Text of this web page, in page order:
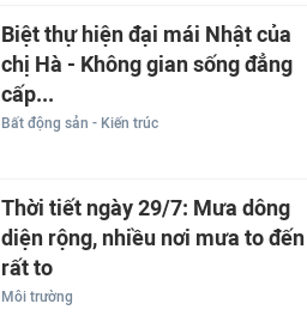
Biệt thự hiện đại mái Nhật của
chị Hà - Không gian sống đẳng
cấp...
Bất động sản - Kiến trúc
Thời tiết ngày 29/7: Mưa dông
diện rộng, nhiều nơi mưa to đến
rất to
Môi trường